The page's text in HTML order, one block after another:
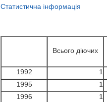
Статистична інформація
Всього діючих
1992
1
1995
1
1996
1